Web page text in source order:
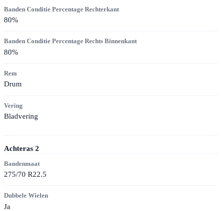
Banden Conditie Percentage Rechterkant
80%
Banden Conditie Percentage Rechts Binnenkant
80%
Rem
Drum
Vering
Bladvering
Achteras 2
Bandenmaat
275/70 R22.5
Dubbele Wielen
Ja